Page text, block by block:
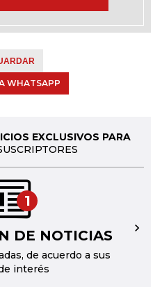
WHATSAPP
EXCLUSIVOS PARA
1
DE NOTICIAS
de acuerdo a sus
interés
→